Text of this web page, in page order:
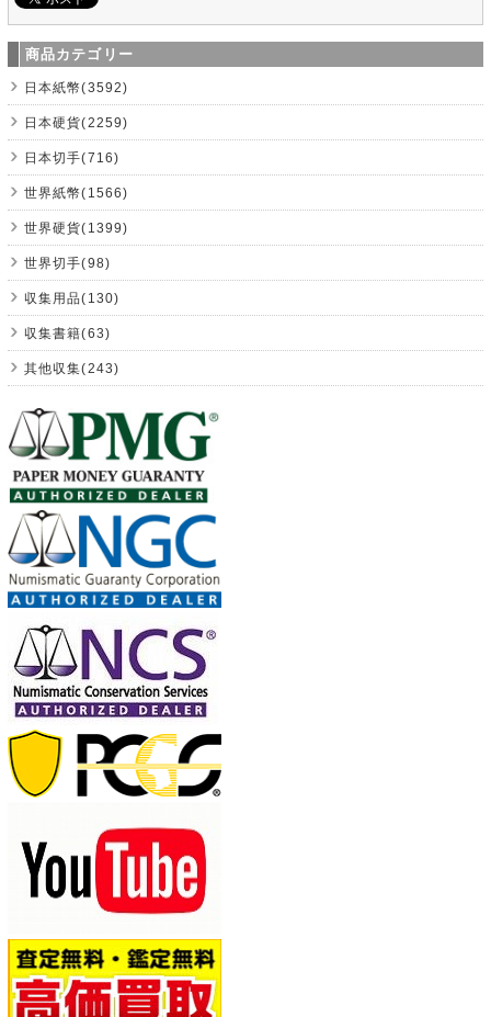
商品カテゴリー
日本紙幣(3592)
日本硬貨(2259)
日本切手(716)
世界紙幣(1566)
世界硬貨(1399)
世界切手(98)
収集用品(130)
収集書籍(63)
其他収集(243)